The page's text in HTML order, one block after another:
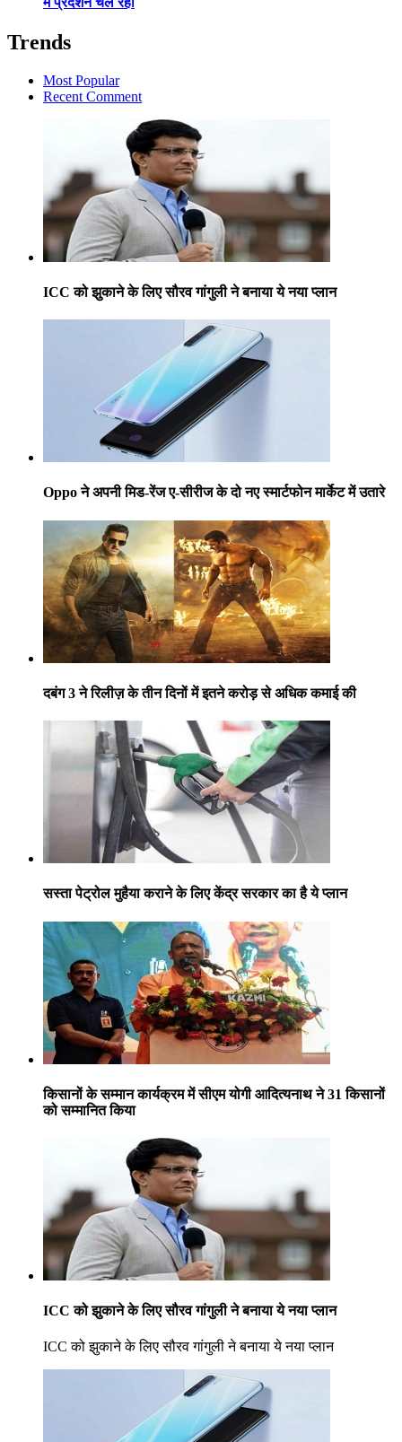
Trends
Most Popular
Recent Comment
ICC को झुकाने के लिए सौरव गांगुली ने बनाया ये नया प्लान
Oppo ने अपनी मिड-रेंज ए-सीरीज के दो नए स्मार्टफोन मार्केट में उतारे
दबंग 3 ने रिलीज़ के तीन दिनों में इतने करोड़ से अधिक कमाई की
सस्ता पेट्रोल मुहैया कराने के लिए केंद्र सरकार का है ये प्लान
किसानों के सम्मान कार्यक्रम में सीएम योगी आदित्यनाथ ने 31 किसानों
को सम्मानित किया
ICC को झुकाने के लिए सौरव गांगुली ने बनाया ये नया प्लान
ICC को झुकाने के लिए सौरव गांगुली ने बनाया ये नया प्लान